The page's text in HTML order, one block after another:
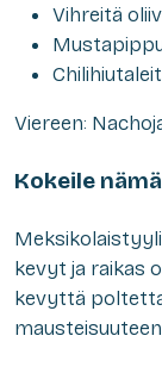
Vihreitä
Viereen:
Kokeile
kevyt ja raikas
kevyttä